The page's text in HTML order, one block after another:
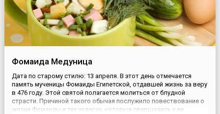
Фомаида Медуница
Дата по старому стилю: 13 апреля. В этот день отмечается
память мученицы Фомаиды Египетской, отдавшей жизнь за веру
в 476 году. Этой святой полагается молиться от блудной
страсти. Причиной такого обычая послужило повествование о
жизни Фомаиды и тех чудесах, которые свершались у ее